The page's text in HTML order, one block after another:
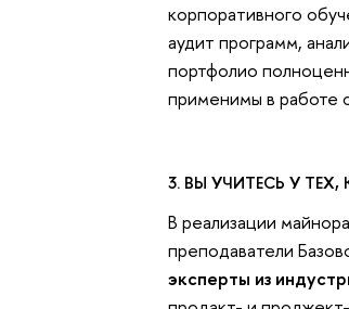
корпоративного
аудит программ,
портфолио
применимы в работе
3. ВЫ УЧИТЕСЬ У
В реализации
преподаватели
эксперты из